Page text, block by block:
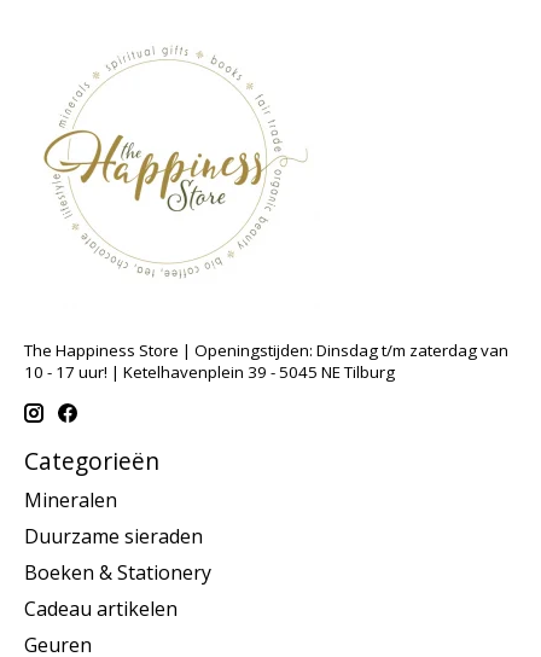
The Happiness Store | Openingstijden: Dinsdag t/m zaterdag van
10 - 17 uur! | Ketelhavenplein 39 - 5045 NE Tilburg
Categorieën
Mineralen
Duurzame sieraden
Boeken & Stationery
Cadeau artikelen
Geuren